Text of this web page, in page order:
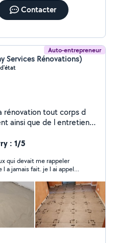
Contacter
Auto-entrepreneur
Services Rénovations)
rénovation tout corps d
ainsi que de l entretien
: 1/5
qui devait me rappeler
a jamais fait. je l ai appelé
était en fait trop
si vous chercher